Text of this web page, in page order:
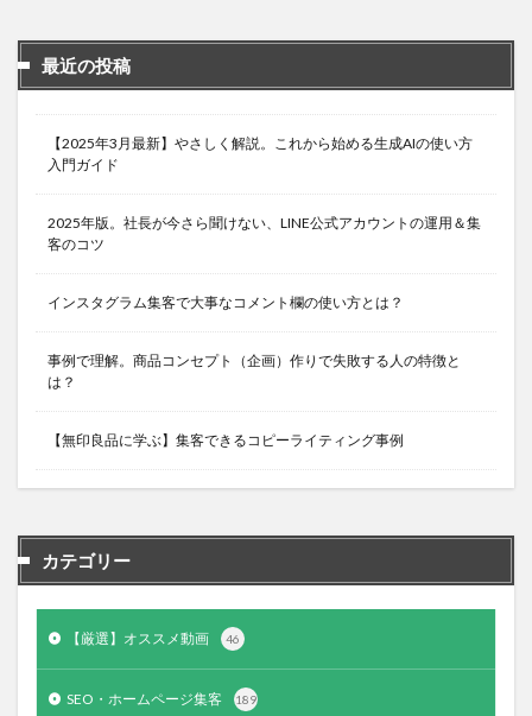
最近の投稿
【2025年3月最新】やさしく解説。これから始める生成AIの使い方
入門ガイド
2025年版。社長が今さら聞けない、LINE公式アカウントの運用＆集
客のコツ
インスタグラム集客で大事なコメント欄の使い方とは？
事例で理解。商品コンセプト（企画）作りで失敗する人の特徴と
は？
【無印良品に学ぶ】集客できるコピーライティング事例
カテゴリー
【厳選】オススメ動画 46
SEO・ホームページ集客 189